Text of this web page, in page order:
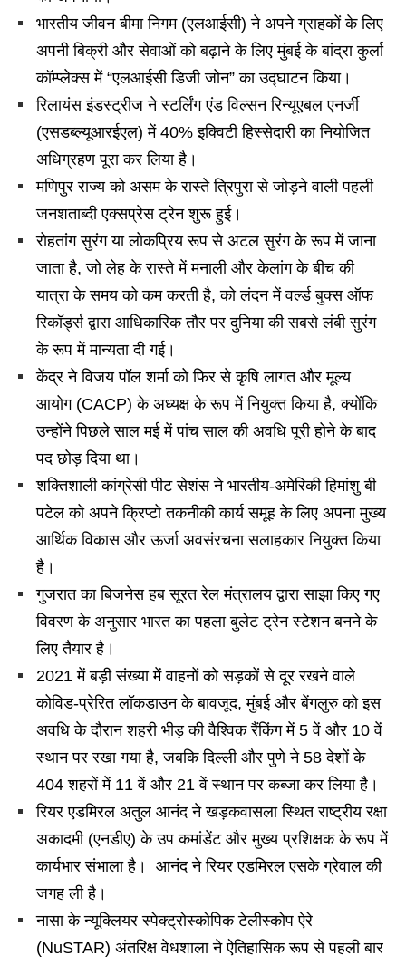
भारतीय जीवन बीमा निगम (एलआईसी) ने अपने ग्राहकों के लिए
अपनी बिक्री और सेवाओं को बढ़ाने के लिए मुंबई के बांद्रा कुर्ला
कॉम्प्लेक्स में “एलआईसी डिजी जोन” का उद्घाटन किया।
रिलायंस इंडस्ट्रीज ने स्टर्लिंग एंड विल्सन रिन्यूएबल एनर्जी
(एसडब्ल्यूआरईएल) में 40% इक्विटी हिस्सेदारी का नियोजित
अधिग्रहण पूरा कर लिया है।
मणिपुर राज्य को असम के रास्ते त्रिपुरा से जोड़ने वाली पहली
जनशताब्दी एक्सप्रेस ट्रेन शुरू हुई।
रोहतांग सुरंग या लोकप्रिय रूप से अटल सुरंग के रूप में जाना
जाता है, जो लेह के रास्ते में मनाली और केलांग के बीच की
यात्रा के समय को कम करती है, को लंदन में वर्ल्ड बुक्स ऑफ
रिकॉर्ड्स द्वारा आधिकारिक तौर पर दुनिया की सबसे लंबी सुरंग
के रूप में मान्यता दी गई।
केंद्र ने विजय पॉल शर्मा को फिर से कृषि लागत और मूल्य
आयोग (CACP) के अध्यक्ष के रूप में नियुक्त किया है, क्योंकि
उन्होंने पिछले साल मई में पांच साल की अवधि पूरी होने के बाद
पद छोड़ दिया था।
शक्तिशाली कांग्रेसी पीट सेशंस ने भारतीय-अमेरिकी हिमांशु बी
पटेल को अपने क्रिप्टो तकनीकी कार्य समूह के लिए अपना मुख्य
आर्थिक विकास और ऊर्जा अवसंरचना सलाहकार नियुक्त किया
है।
गुजरात का बिजनेस हब सूरत रेल मंत्रालय द्वारा साझा किए गए
विवरण के अनुसार भारत का पहला बुलेट ट्रेन स्टेशन बनने के
लिए तैयार है।
2021 में बड़ी संख्या में वाहनों को सड़कों से दूर रखने वाले
कोविड-प्रेरित लॉकडाउन के बावजूद, मुंबई और बेंगलुरु को इस
अवधि के दौरान शहरी भीड़ की वैश्विक रैंकिंग में 5 वें और 10 वें
स्थान पर रखा गया है, जबकि दिल्ली और पुणे ने 58 देशों के
404 शहरों में 11 वें और 21 वें स्थान पर कब्जा कर लिया है।
रियर एडमिरल अतुल आनंद ने खड़कवासला स्थित राष्ट्रीय रक्षा
अकादमी (एनडीए) के उप कमांडेंट और मुख्य प्रशिक्षक के रूप में
कार्यभार संभाला है। आनंद ने रियर एडमिरल एसके ग्रेवाल की
जगह ली है।
नासा के न्यूक्लियर स्पेक्ट्रोस्कोपिक टेलीस्कोप ऐरे
(NuSTAR) अंतरिक्ष वेधशाला ने ऐतिहासिक रूप से पहली बार